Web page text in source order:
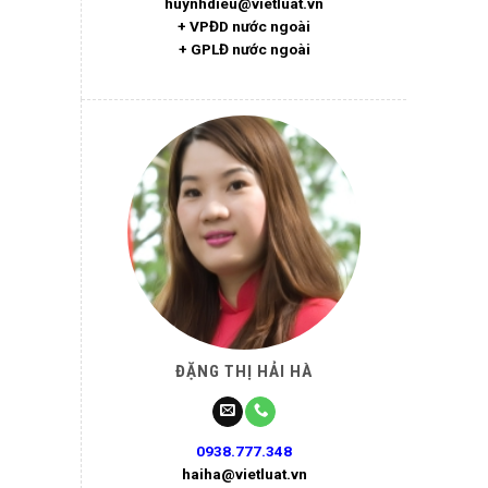
+ VPĐD nước ngoài
+ GPLĐ nước ngoài
ĐẶNG THỊ HẢI HÀ
0938.777.348
haiha@vietluat.vn